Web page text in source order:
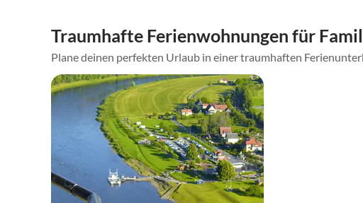
Traumhafte Ferienwohnungen für
Plane deinen perfekten Urlaub in einer traumhaften